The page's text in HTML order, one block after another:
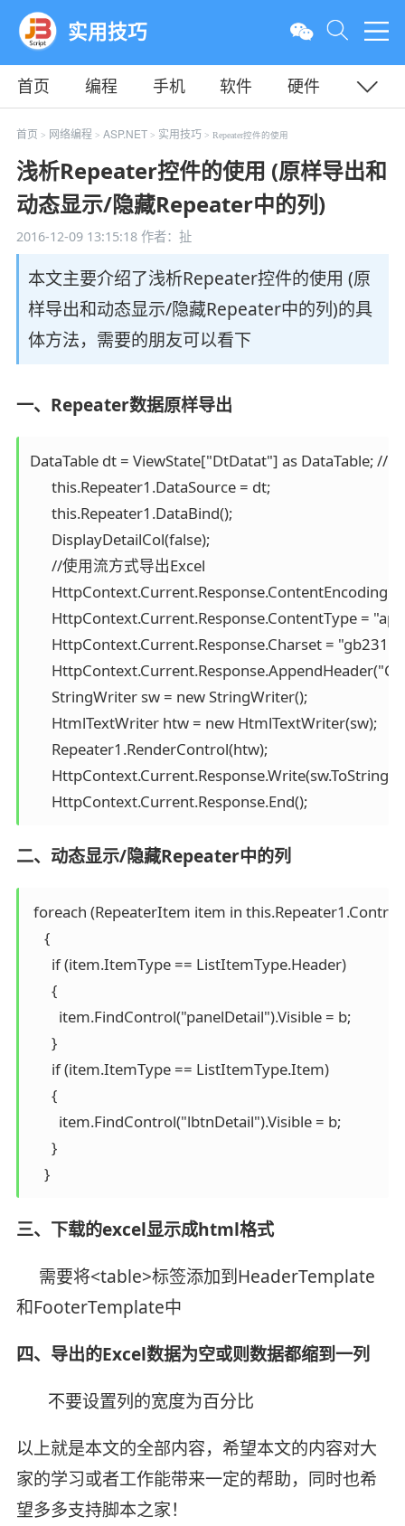
实用技巧
首页 编程 手机 软件
硬件
教程
平面 服务器
首页 > 网络编程 > ASP.NET > 实用技巧 > Repeater控件的使用
浅析Repeater控件的使用 (原样导出和
动态显示/隐藏Repeater中的列)
2016-12-09 13:15:18作者：扯
本文主要介绍了浅析Repeater控件的使用 (原
样导出和动态显示/隐藏Repeater中的列)的具
体方法，需要的朋友可以看下
一、Repeater数据原样导出
DataTable dt = ViewState["DtDatat"] as DataTable; //
      this.Repeater1.DataSource = dt;
      this.Repeater1.DataBind();
      DisplayDetailCol(false);
      //使用流方式导出Excel
HttpContext.Current.Response.ContentEncoding
HttpContext.Current.Response.ContentType =
HttpContext.Current.Response.Charset =
      StringWriter sw = new StringWriter();
      HtmlTextWriter htw = new HtmlTextWriter(sw);
      Repeater1.RenderControl(htw);
      HttpContext.Current.Response.Write(sw.ToString());
      HttpContext.Current.Response.End();
二、动态显示/隐藏Repeater中的列
foreach (RepeaterItem item in
    {
      if (item.ItemType == ListItemType.Header)
      {
        item.FindControl("panelDetail").Visible = b;
      }
      if (item.ItemType == ListItemType.Item)
      {
        item.FindControl("lbtnDetail").Visible = b;
      }
    }
三、下载的excel显示成html格式
需要将<table>标签添加到HeaderTemplate
和FooterTemplate中
四、导出的Excel数据为空或则数据都缩到一列
不要设置列的宽度为百分比
以上就是本文的全部内容，希望本文的内容对大
家的学习或者工作能带来一定的帮助，同时也希
望多多支持脚本之家！